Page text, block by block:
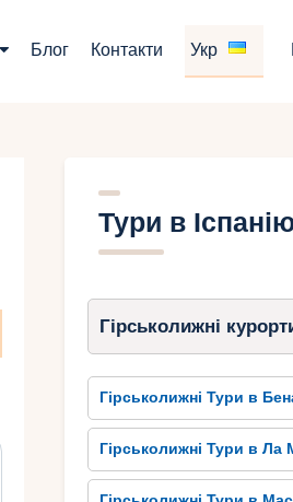
Блог Контакти Укр
Тури в
Гірськолижні
Гірськолижні Тури в
Гірськолижні Тури в Ла